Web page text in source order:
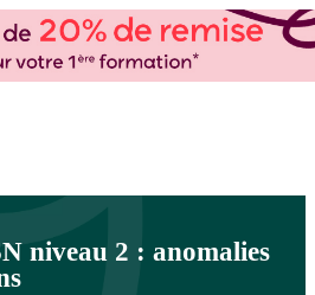
de formation à Paris et en régions
niveau 2 : anomalies